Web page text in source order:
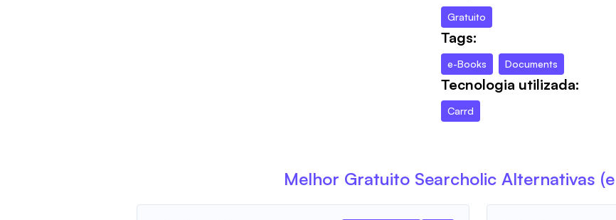
Gratuito
Tags:
e-Books Documents
Tecnologia utilizada:
Carrd
Melhor Gratuito Searcholic Alternativas